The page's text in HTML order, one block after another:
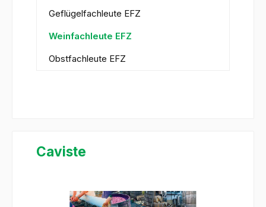
Geflügelfachleute EFZ
Weinfachleute EFZ
Obstfachleute EFZ
Caviste
Bildergalerie überspringen